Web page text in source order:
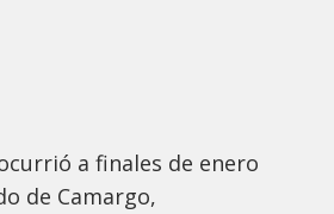
a finales de enero
de Camargo,